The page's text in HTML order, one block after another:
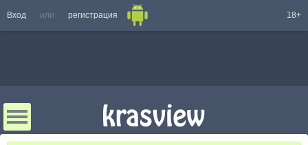
Вход или регистрация 18+